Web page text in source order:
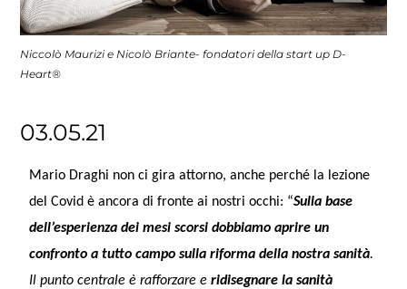
Niccolò Maurizi e Nicolò Briante- fondatori della start up D-
Heart®
03.05.21
Mario Draghi non ci gira attorno, anche perché la lezione
del Covid è ancora di fronte ai nostri occhi: “Sulla base
dell’esperienza dei mesi scorsi dobbiamo aprire un
confronto a tutto campo sulla riforma della nostra sanità.
Il punto centrale è rafforzare eridisegnare la sanità